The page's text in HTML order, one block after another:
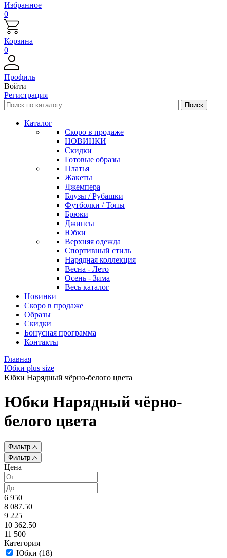
Избранное
0
Корзина
0
Профиль
Войти
Регистрация
Каталог
Скоро в продаже
НОВИНКИ
Скидки
Готовые образы
Платья
Жакеты
Джемпера
Блузы / Рубашки
Футболки / Топы
Брюки
Джинсы
Юбки
Верхняя одежда
Спортивный стиль
Нарядная коллекция
Весна - Лето
Осень - Зима
Весь каталог
Новинки
Скоро в продаже
Образы
Скидки
Бонусная программа
Контакты
Главная
Юбки plus size
Юбки Нарядный чёрно-белого цвета
Юбки Нарядный чёрно-
белого цвета
Фильтр
Фильтр
Цена
6 950
8 087.50
9 225
10 362.50
11 500
Категория
Юбки (18)